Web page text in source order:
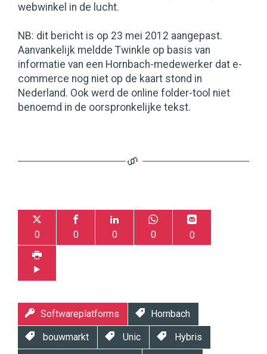
webwinkel in de lucht.
NB: dit bericht is op 23 mei 2012 aangepast.
Aanvankelijk meldde Twinkle op basis van
informatie van een Hornbach-medewerker dat e-
commerce nog niet op de kaart stond in
Nederland. Ook werd de online folder-tool niet
benoemd in de oorspronkelijke tekst.
0 0 0 0 0
Softwareplatforms Hornbach
bouwmarkt Unic Hybris